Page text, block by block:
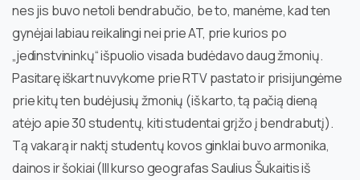
nes jis buvo netoli bendrabučio, be to, manėme, kad ten
gynėjai labiau reikalingi nei prie AT, prie kurios po
„jedinstvininkų“ išpuolio visada budėdavo daug žmonių.
Pasitarę iškart nuvykome prie RTV pastato ir prisijungėme
prie kitų ten budėjusių žmonių (iš karto, tą pačią dieną
atėjo apie 30 studentų, kiti studentai grįžo į bendrabutį).
Tą vakarą ir naktį studentų kovos ginklai buvo armonika,
dainos ir šokiai (III kurso geografas Saulius Šukaitis iš